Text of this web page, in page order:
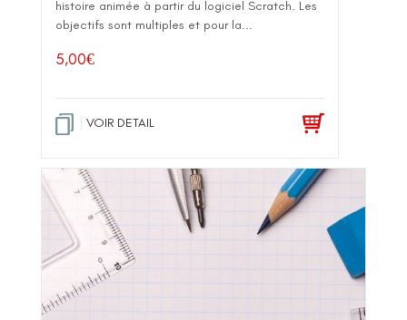
histoire animée à partir du logiciel Scratch. Les
objectifs sont multiples et pour la...
5,00€
VOIR DETAIL